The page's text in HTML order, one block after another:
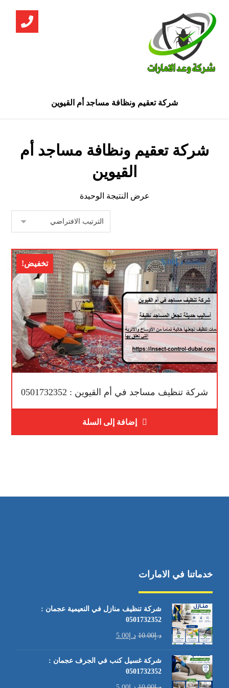
شركة تعقيم ونظافة مساجد أم القيوين
شركة تعقيم ونظافة مساجد أم
القيوين
عرض النتيجة الوحيدة
تخفيض!
شركة تنظيف مساجد في أم القيوين : 0501732352
د.إ10.00 د.إ5.00
إضافة إلى السلة
خدماتنا في الامارات
شركة تنظيف منازل في النعيمية عجمان :
0501732352
د.إ10.00 د.إ5.00
شركة غسيل كنب في الجرف عجمان :
0501732352